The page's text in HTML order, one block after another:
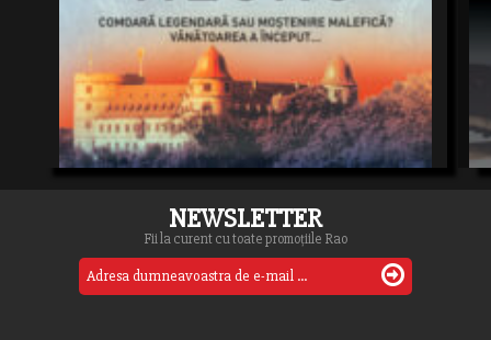
NEWSLETTER
Fii la curent cu toate promoțiile Rao